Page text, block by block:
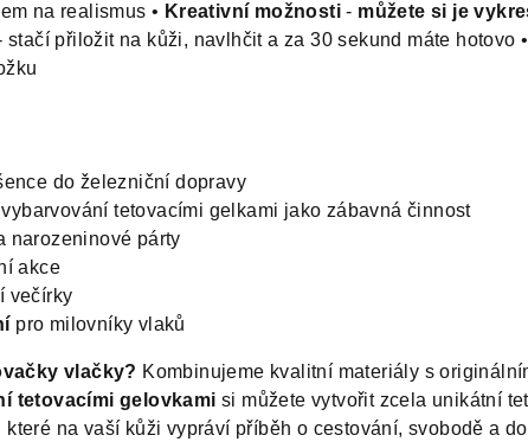
na realismus • Kreativní možnosti - můžete si je
stačí přiložit na kůži, navlhčit a za 30 sekund máte hotovo
do železniční dopravy
tetovacími gelkami jako zábavná činnost
narozeninové párty
akce
večírky
pro milovníky vlaků
vlačky? Kombinujeme kvalitní materiály s
tetovacími gelovkami si můžete vytvořit zcela unikátní
které na vaší kůži vypráví příběh o cestování, svobodě a